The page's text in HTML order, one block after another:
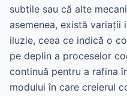
subtile sau că alte
asemenea, există variații
iluzie, ceea ce indică o
pe deplin a proceselor
continuă pentru a rafina
modului în care creierul